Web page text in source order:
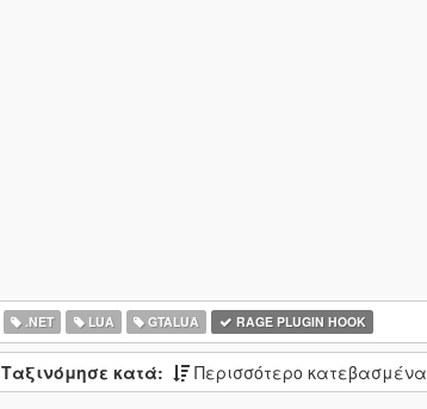
.NET LUA GTALUA RAGE PLUGIN HOOK
Ταξινόμησε κατά: Περισσότερο κατεβασμένα